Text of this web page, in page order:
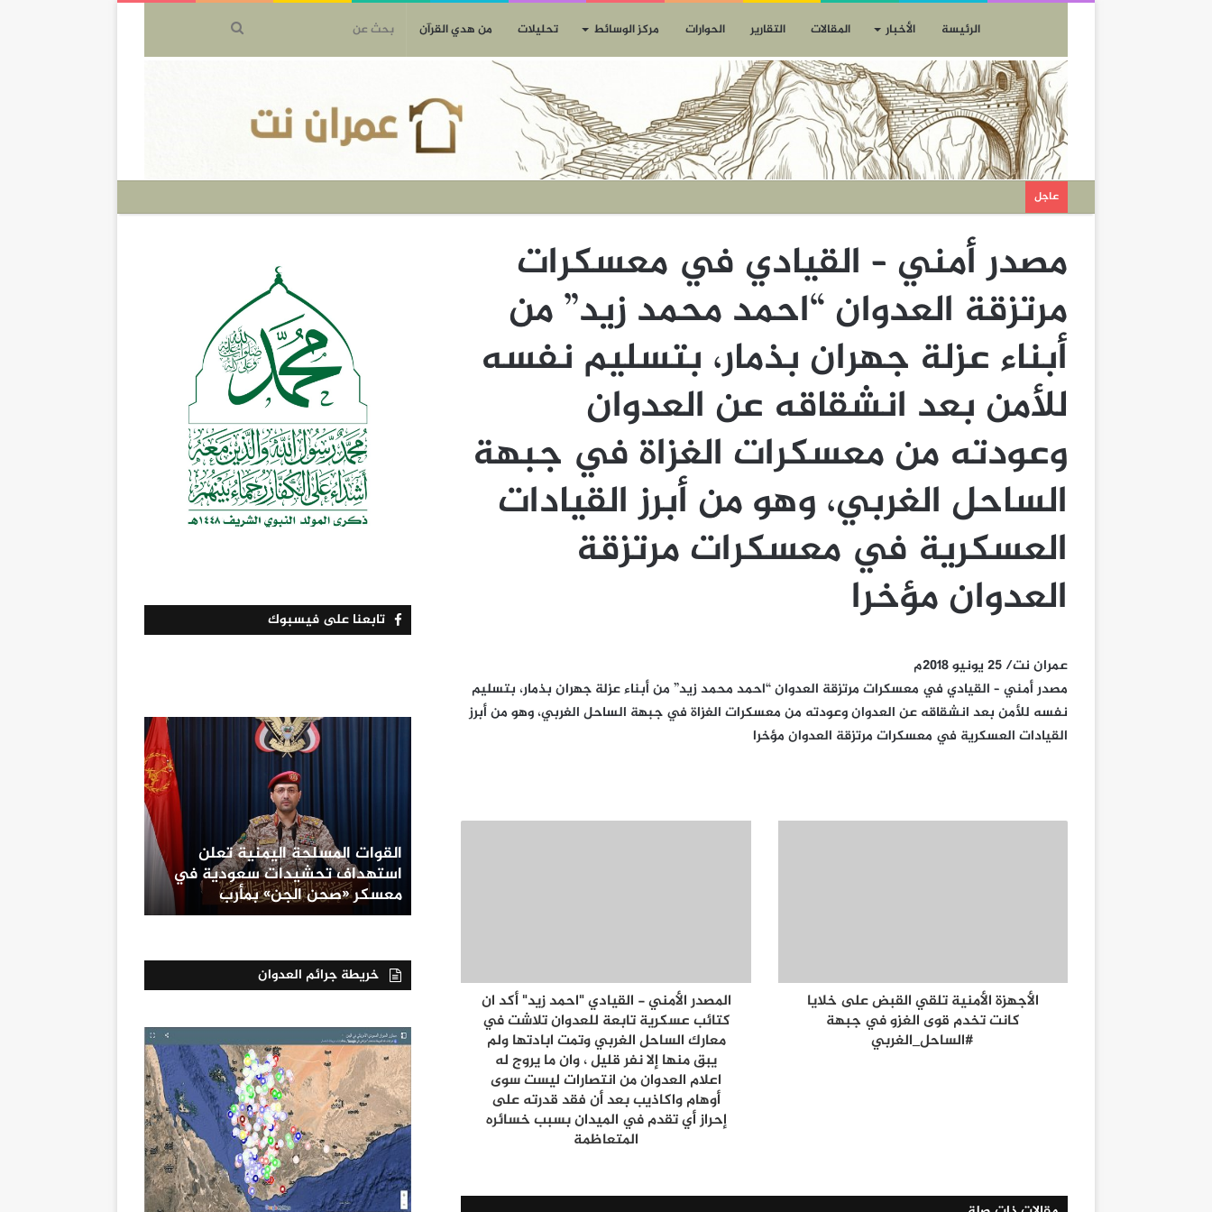
الرئيسة الأخبار المقالات التقارير الحوارات مركز الوسائط تحليلات من هدي القرآن
عاجل
مصدر أمني – القيادي في معسكرات
مرتزقة العدوان “احمد محمد زيد” من
أبناء عزلة جهران بذمار، بتسليم نفسه
للأمن بعد انشقاقه عن العدوان
وعودته من معسكرات الغزاة في جبهة
الساحل الغربي، وهو من أبرز القيادات
العسكرية في معسكرات مرتزقة
العدوان مؤخرا
عمران نت/ 25 يونيو 2018م
مصدر أمني – القيادي في معسكرات مرتزقة العدوان “احمد محمد زيد” من أبناء عزلة جهران بذمار، بتسليم
نفسه للأمن بعد انشقاقه عن العدوان وعودته من معسكرات الغزاة في جبهة الساحل الغربي، وهو من أبرز
القيادات العسكرية في معسكرات مرتزقة العدوان مؤخرا
الأجهزة الأمنية تلقي القبض على خلايا
كانت تخدم قوى الغزو في جبهة
#الساحل_الغربي
المصدر الأمني - القيادي "احمد زيد" أكد ان
كتائب عسكرية تابعة للعدوان تلاشت في
معارك الساحل الغربي وتمت ابادتها ولم
يبق منها إلا نفر قليل ، وان ما يروج له
اعلام العدوان من انتصارات ليست سوى
أوهام واكاذيب بعد أن فقد قدرته على
إحراز أي تقدم في الميدان بسبب خسائره
المتعاظمة
تابعنا على فيسبوك
القوات المسلحة اليمنية تعلن
استهداف تحشيدات سعودية في
معسكر «صحن الجن» بمأرب
خريطة جرائم العدوان